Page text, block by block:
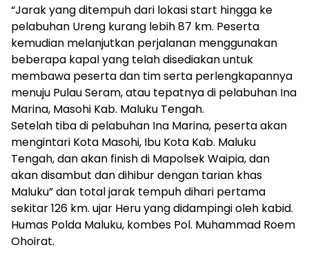
“Jarak yang ditempuh dari lokasi start hingga ke
pelabuhan Ureng kurang lebih 87 km. Peserta
kemudian melanjutkan perjalanan menggunakan
beberapa kapal yang telah disediakan untuk
membawa peserta dan tim serta perlengkapannya
menuju Pulau Seram, atau tepatnya di pelabuhan Ina
Marina, Masohi Kab. Maluku Tengah.
Setelah tiba di pelabuhan Ina Marina, peserta akan
mengintari Kota Masohi, Ibu Kota Kab. Maluku
Tengah, dan akan finish di Mapolsek Waipia, dan
akan disambut dan dihibur dengan tarian khas
Maluku” dan total jarak tempuh dihari pertama
sekitar 126 km. ujar Heru yang didampingi oleh kabid.
Humas Polda Maluku, kombes Pol. Muhammad Roem
Ohoirat.